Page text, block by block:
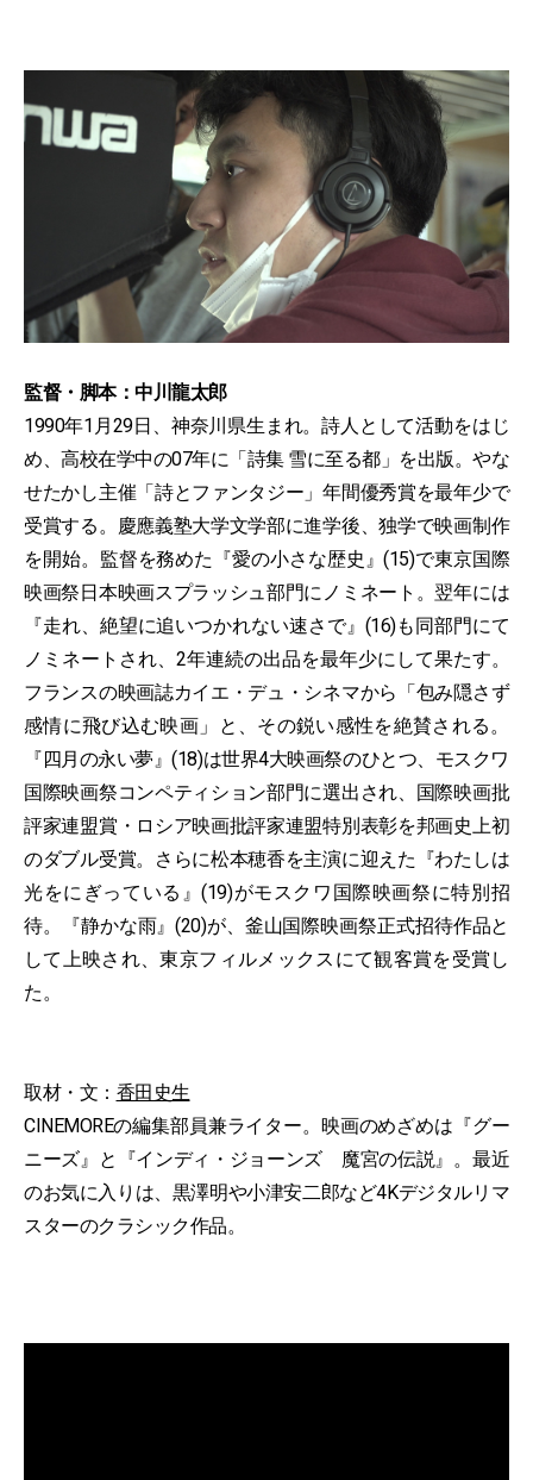
監督・脚本：中川龍太郎
1990年1月29日、神奈川県生まれ。詩人として活動をはじ
め、高校在学中の07年に「詩集 雪に至る都」を出版。やな
せたかし主催「詩とファンタジー」年間優秀賞を最年少で
受賞する。慶應義塾大学文学部に進学後、独学で映画制作
を開始。監督を務めた『愛の小さな歴史』(15)で東京国際
映画祭日本映画スプラッシュ部門にノミネート。翌年には
『走れ、絶望に追いつかれない速さで』(16)も同部門にて
ノミネートされ、2年連続の出品を最年少にして果たす。
フランスの映画誌カイエ・デュ・シネマから「包み隠さず
感情に飛び込む映画」と、その鋭い感性を絶賛される。
『四月の永い夢』(18)は世界4大映画祭のひとつ、モスクワ
国際映画祭コンペティション部門に選出され、国際映画批
評家連盟賞・ロシア映画批評家連盟特別表彰を邦画史上初
のダブル受賞。さらに松本穂香を主演に迎えた『わたしは
光をにぎっている』(19)がモスクワ国際映画祭に特別招
待。『静かな雨』(20)が、釜山国際映画祭正式招待作品と
して上映され、東京フィルメックスにて観客賞を受賞し
た。
取材・文： 香田史生
CINEMOREの編集部員兼ライター。映画のめざめは『グー
ニーズ』と『インディ・ジョーンズ 魔宮の伝説』。最近
のお気に入りは、黒澤明や小津安二郎など4Kデジタルリマ
スターのクラシック作品。